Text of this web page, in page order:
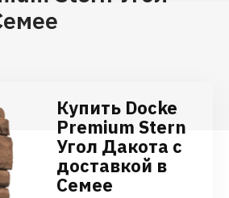
Купить Docke
Premium Stern
Угол Дакота с
доставкой в
Семее